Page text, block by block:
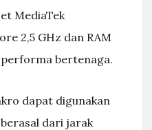
MediaTek
2,5 GHz dan RAM
performa bertenaga.
dapat digunakan
dari jarak